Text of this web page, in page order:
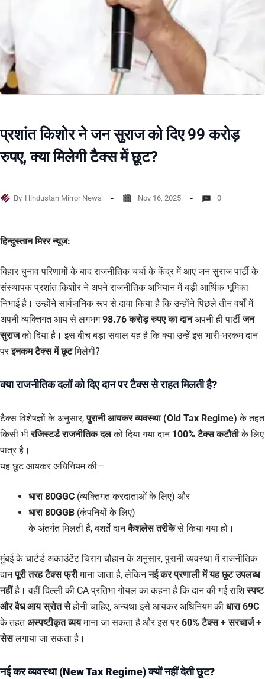
प्रशांत किशोर ने जन सुराज को दिए 99 करोड़
रुपए, क्या मिलेगी टैक्स में छूट?
By Hindustan Mirror News Nov 16, 2025 0
हिन्दुस्तान मिरर न्यूज:
बिहार चुनाव परिणामों के बाद राजनीतिक चर्चा के केंद्र में आए जन सुराज पार्टी के
संस्थापक प्रशांत किशोर ने अपने राजनीतिक अभियान में बड़ी आर्थिक भूमिका
निभाई है। उन्होंने सार्वजनिक रूप से दावा किया है कि उन्होंने पिछले तीन वर्षों में
अपनी व्यक्तिगत आय से लगभग98.76 करोड़ रुपए का दानअपनी ही पार्टीजन
सुराजको दिया है। इस बीच बड़ा सवाल यह है कि क्या उन्हें इस भारी-भरकम दान
परइनकम टैक्स में छूटमिलेगी?
क्या राजनीतिक दलों को दिए दान पर टैक्स से राहत मिलती है?
टैक्स विशेषज्ञों के अनुसार,पुरानी आयकर व्यवस्था (Old Tax Regime) के तहत
किसी भीरजिस्टर्ड राजनीतिक दलको दिया गया दान 100% टैक्स कटौतीके लिए
पात्र है।
यह छूट आयकर अधिनियम की—
धारा 80GGC (व्यक्तिगत करदाताओं के लिए) और
धारा 80GGB (कंपनियों के लिए)
के अंतर्गत मिलती है, बशर्ते दानकैशलेस तरीकेसे किया गया हो।
मुंबई के चार्टर्ड अकाउंटेंट चिराग चौहान के अनुसार, पुरानी व्यवस्था में राजनीतिक
दानपूरी तरह टैक्स फ्रीमाना जाता है, लेकिननई कर प्रणाली में यह छूट उपलब्ध
नहींहै। वहीं दिल्ली की CA प्रतिभा गोयल का कहना है कि दान की गई राशिस्पष्ट
और वैध आय स्रोत सेहोनी चाहिए, अन्यथा इसे आयकर अधिनियम की धारा 69C
के तहतअस्पष्टीकृत व्ययमाना जा सकता है और इस पर 60% टैक्स + सरचार्ज +
सेसलगाया जा सकता है।
नई कर व्यवस्था (New Tax Regime) क्यों नहीं देती छूट?